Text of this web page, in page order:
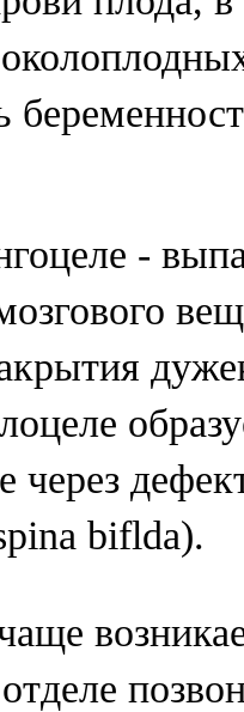
-
через
biflda).